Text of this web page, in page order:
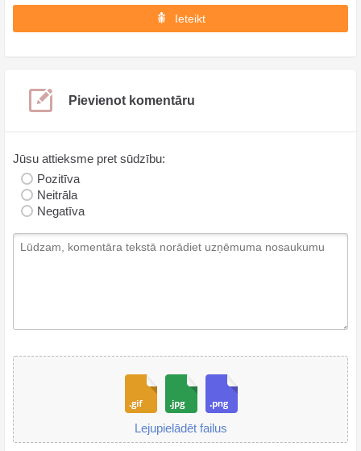
Ieteikt
Pievienot komentāru
Jūsu attieksme pret sūdzību:
Pozitīva
Neitrāla
Negatīva
Lejupielādēt failus